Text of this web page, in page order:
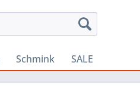
Schmink SALE